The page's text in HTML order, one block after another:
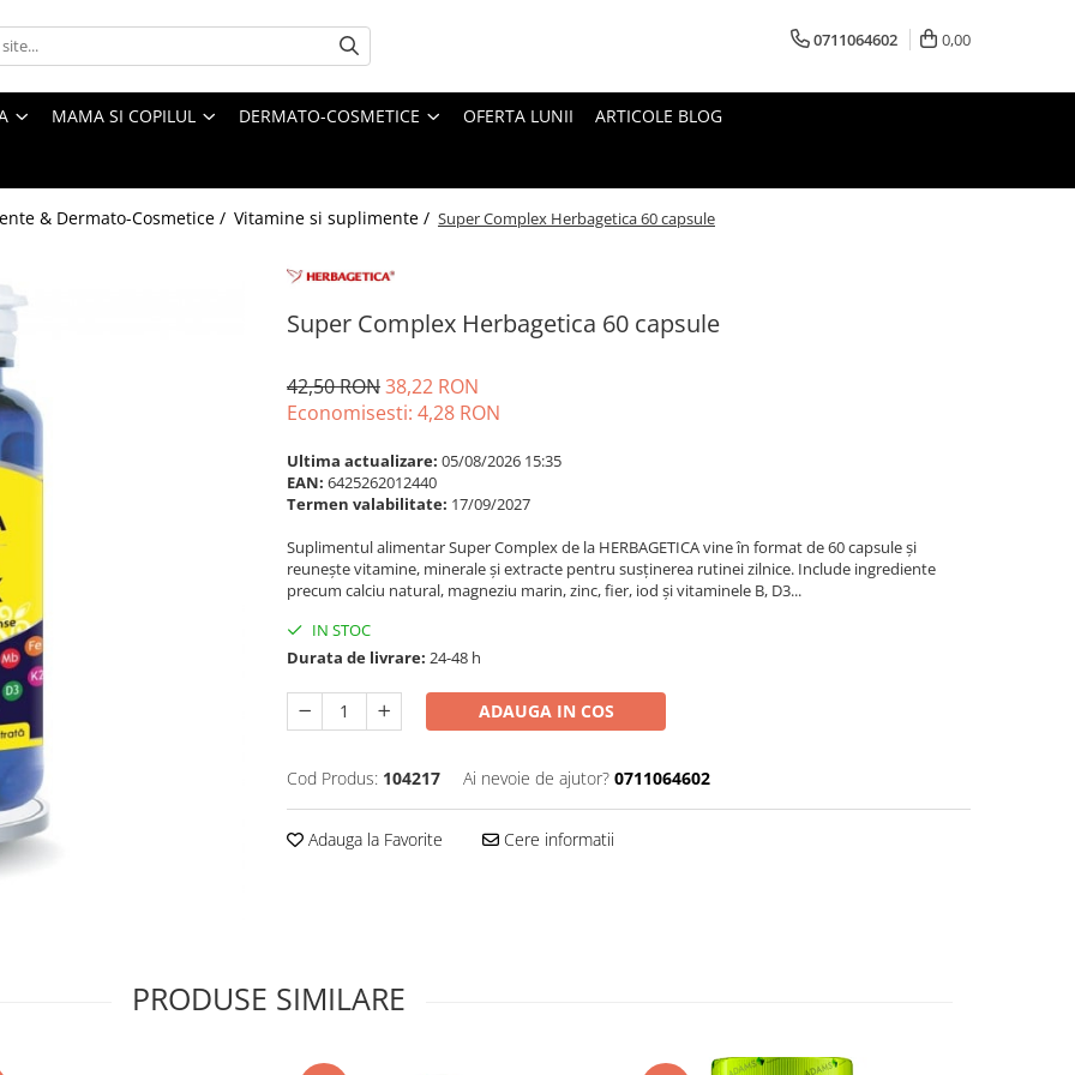
0711064602 0,00
MAMA SI COPILUL DERMATO-COSMETICE OFERTA LUNII ARTICOLE BLOG
& Dermato-Cosmetice / Vitamine si suplimente / Super Complex Herbagetica 60 capsule
Super Complex Herbagetica 60 capsule
42,50 RON38,22 RON
Economisesti: 4,28 RON
Ultima actualizare: 05/08/2026 15:35
EAN: 6425262012440
Termen valabilitate: 17/09/2027
Suplimentul alimentar Super Complex de la HERBAGETICA vine în format de 60 capsule și
reunește vitamine, minerale și extracte pentru susținerea rutinei zilnice. Include ingrediente
precum calciu natural, magneziu marin, zinc, fier, iod și vitaminele B, D3...
IN STOC
Durata de livrare: 24-48 h
ADAUGA IN COS
Cod Produs: 104217 Ai nevoie de ajutor? 0711064602
Adauga la Favorite Cere informatii
PRODUSE SIMILARE